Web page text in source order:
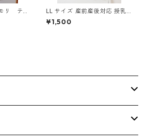
リ テ
ス ホ
LL サイズ 産前産後対応 授乳
口付き 長袖シャツ マタニティ
チャコールグレー ◆KIY-1304
¥1,500